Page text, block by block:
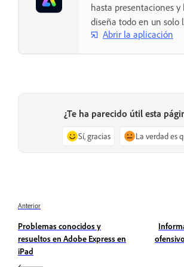
hasta presentaciones y
diseña todo en un solo
Abrir la aplicación
¿Te ha parecido útil esta
Sí, gracias La verdad es
Anterior
Problemas conocidos y
resueltos en Adobe Express en
iPad